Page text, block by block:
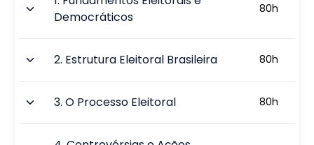
Democráticos
80h
2. Estrutura Eleitoral Brasileira 80h
3.O Processo Eleitoral 80h